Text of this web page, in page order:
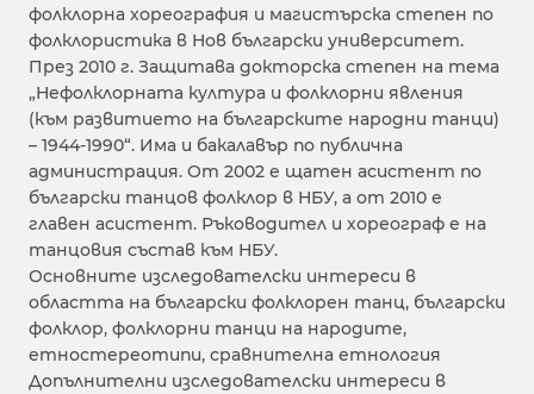
фолклорна хореография и магистърска степен по
фолклористика в Нов български университет.
През 2010 г. Защитава докторска степен на тема
„Нефолклорната култура и фолклорни явления
(към развитието на българските народни танци)
– 1944-1990“. Има и бакалавър по публична
администрация. От 2002 е щатен асистент по
български танцов фолклор в НБУ, а от 2010 е
главен асистент. Ръководител и хореограф е на
танцовия състав към НБУ.
Основните изследователски интереси в
областта на български фолклорен танц, български
фолклор, фолклорни танци на народите,
етностереотипи, сравнителна етнология
Допълнителни изследователски интереси в